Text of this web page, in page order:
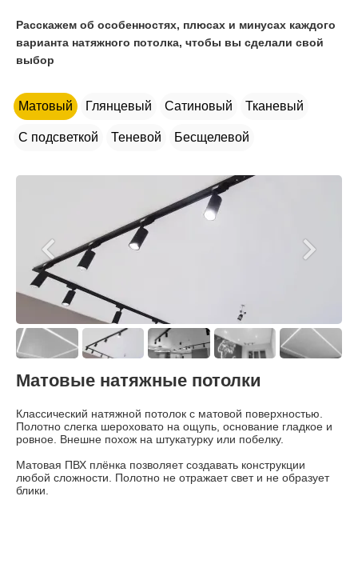
Расскажем об особенностях, плюсах и минусах каждого
варианта натяжного потолка, чтобы вы сделали свой
выбор
Матовый Глянцевый Сатиновый Тканевый
С подсветкой Теневой Бесщелевой
Матовые натяжные потолки
Классический натяжной потолок с матовой поверхностью.
Полотно слегка шероховато на ощупь, основание гладкое и
ровное. Внешне похож на штукатурку или побелку.
Матовая ПВХ плёнка позволяет создавать конструкции
любой сложности. Полотно не отражает свет и не образует
блики.